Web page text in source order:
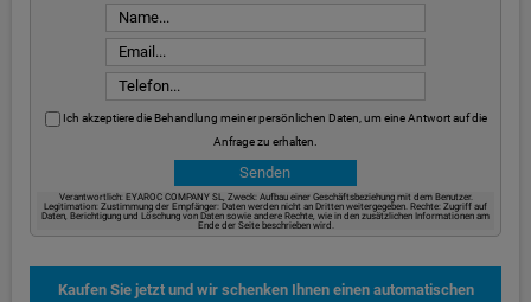
Ich akzeptiere die Behandlung meiner persönlichen Daten, um eine Antwort auf die
Anfrage zu erhalten.
Verantwortlich: EYAROC COMPANY SL, Zweck: Aufbau einer Geschäftsbeziehung mit dem Benutzer.
Legitimation: Zustimmung der Empfänger: Daten werden nicht an Dritten weitergegeben. Rechte: Zugriff auf
Daten, Berichtigung und Löschung von Daten sowie andere Rechte, wie in den zusätzlichen Informationen am
Ende der Seite beschrieben wird.
Kaufen Sie jetzt und wir schenken Ihnen einen automatischen